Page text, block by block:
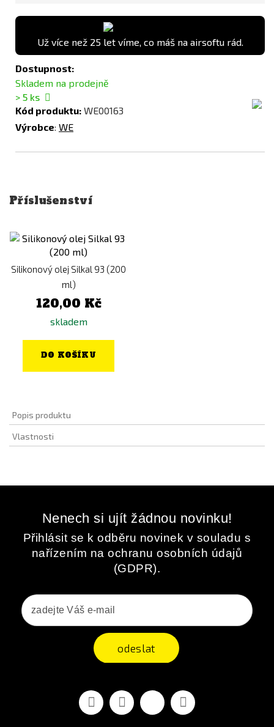
Už více než 25 let víme, co máš na airsoftu rád.
Dostupnost:
Skladem na prodejně
> 5 ks
Kód produktu: WE00163
Výrobce: WE
Příslušenství
Silikonový olej Silkal 93 (200
ml)
120,00 Kč
skladem
DO KOŠÍKU
Popis produktu
Vlastnosti
Nenech si ujít žádnou novinku!
Přihlásit se k odběru novinek v souladu s
nařízením na ochranu osobních údajů
(GDPR).
odeslat
FacebookYouTubeVimeo Instagram